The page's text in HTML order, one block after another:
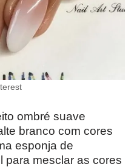
ombré suave
branco com cores
esponja de
para mesclar as cores